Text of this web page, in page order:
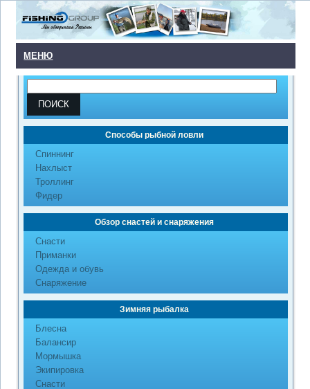
МЕНЮ
Способы рыбной ловли
Cпиннинг
Нахлыст
Троллинг
Фидер
Обзор снастей и снаряжения
Снасти
Приманки
Одежда и обувь
Снаряжение
Зимняя рыбалка
Блесна
Балансир
Мормышка
Экипировка
Снасти